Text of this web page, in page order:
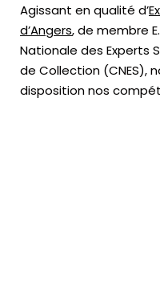
Agissant en qualité d’
d’Angers, de membre
Nationale des Experts
de Collection (CNES),
disposition nos